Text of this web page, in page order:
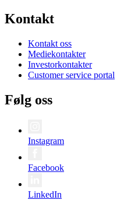
Kontakt
Kontakt oss
Mediekontakter
Investorkontakter
Customer service portal
Følg oss
Instagram
Facebook
LinkedIn